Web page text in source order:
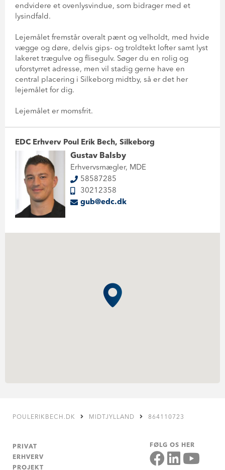
endvidere et ovenlysvindue, som bidrager med et
lysindfald.
Lejemålet fremstår overalt pænt og velholdt, med hvide
vægge og døre, delvis gips- og troldtekt lofter samt lyst
lakeret trægulve og flisegulv. Søger du en rolig og
uforstyrret adresse, men vil stadig gerne have en
central placering i Silkeborg midtby, så er det her
lejemålet for dig.
Lejemålet er momsfrit.
EDC Erhverv Poul Erik Bech, Silkeborg
Gustav Balsby
Erhvervsmægler, MDE
58587285
30212358
gub@edc.dk
POULERIKBECH.DK MIDTJYLLAND 864110723
PRIVAT
ERHVERV
PROJEKT
FØLG OS HER